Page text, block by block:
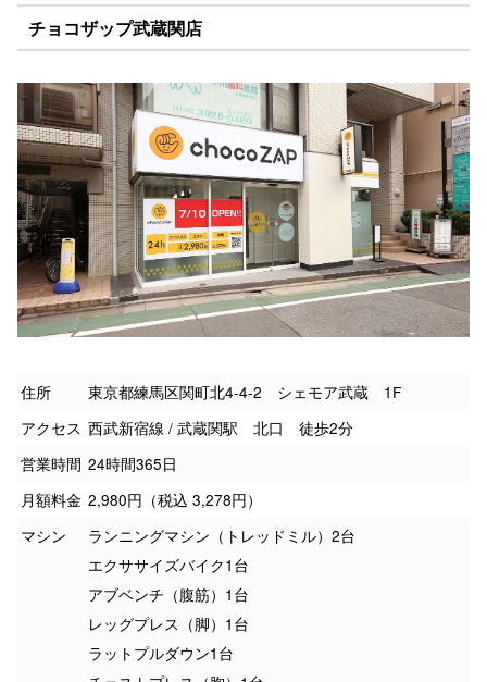
チョコザップ武蔵関店
住所
東京都練馬区関町北4-4-2 シェモア武蔵 1F
アクセス 西武新宿線 / 武蔵関駅 北口 徒歩2分
営業時間 24時間365日
月額料金 2,980円（税込 3,278円）
マシン
ランニングマシン（トレッドミル）2台
エクササイズバイク1台
アブベンチ（腹筋）1台
レッグプレス（脚）1台
ラットプルダウン1台